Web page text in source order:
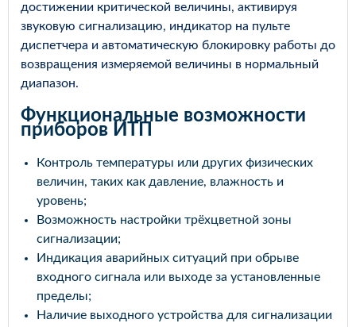
достижении критической величины, активируя
звуковую сигнализацию, индикатор на пульте
диспетчера и автоматическую блокировку работы до
возвращения измеряемой величины в нормальный
диапазон.
Функциональные возможности
приборов ИТП
Контроль температуры или других физических
величин, таких как давление, влажность и
уровень;
Возможность настройки трёхцветной зоны
сигнализации;
Индикация аварийных ситуаций при обрыве
входного сигнала или выходе за установленные
пределы;
Наличие выходного устройства для сигнализации